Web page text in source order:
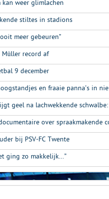
weer glimlachen
stiltes in stadions
meer gebeuren”
Müller record af
9 december
en fraaie panna’s in
geel na lachwekkende schwalbe:
over spraakmakende
bij PSV-FC Twente
ging zo makkelijk…”